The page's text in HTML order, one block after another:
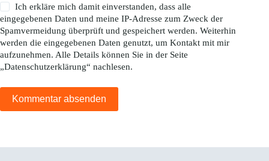
Ich erkläre mich damit einverstanden, dass alle
eingegebenen Daten und meine IP-Adresse zum Zweck der
Spamvermeidung überprüft und gespeichert werden. Weiterhin
werden die eingegebenen Daten genutzt, um Kontakt mit mir
aufzunehmen. Alle Details können Sie in der Seite
„Datenschutzerklärung“ nachlesen.
Kommentar absenden